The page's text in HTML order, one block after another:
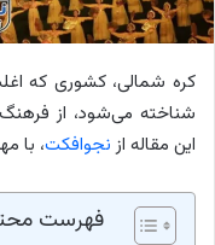
کره شمالی، کشوری که
شناخته می‌شود، از
این مقاله ازنجوافکت، با
فهرست